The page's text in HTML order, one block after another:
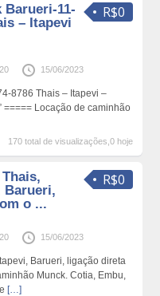
R$0
Barueri-11-
– Itapevi
15/06/2023
8786 Thais – Itapevi –
===== Locação de caminhão
170 total de visualizações,0 hoje
R$0
Thais,
Barueri,
o ...
15/06/2023
Barueri, ligação direta
Munck. Cotia, Embu,
[…]